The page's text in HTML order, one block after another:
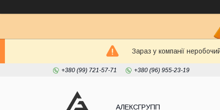
Зараз у компанії
+380 (99) 721-57-71 +380 (96) 955-23-19
АЛЕКСГРУПП